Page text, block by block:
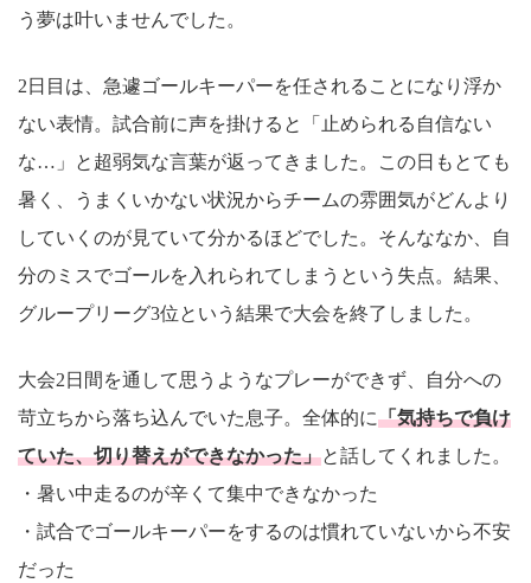
う夢は叶いませんでした。
2日目は、急遽ゴールキーパーを任されることになり浮か
ない表情。試合前に声を掛けると「止められる自信ない
な…」と超弱気な言葉が返ってきました。この日もとても
暑く、うまくいかない状況からチームの雰囲気がどんより
していくのが見ていて分かるほどでした。そんななか、自
分のミスでゴールを入れられてしまうという失点。結果、
グループリーグ3位という結果で大会を終了しました。
大会2日間を通して思うようなプレーができず、自分への
苛立ちから落ち込んでいた息子。全体的に「気持ちで負け
ていた、切り替えができなかった」と話してくれました。
・暑い中走るのが辛くて集中できなかった
・試合でゴールキーパーをするのは慣れていないから不安
だった